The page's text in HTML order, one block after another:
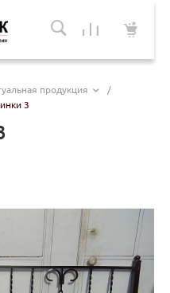
продукция
/
3